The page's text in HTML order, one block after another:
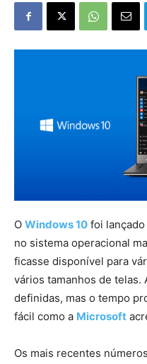
O Windows 10 foi
no sistema operacional
ficasse disponível para
vários tamanhos de telas.
definidas, mas o tempo
fácil como a Microsoft
Os mais recentes